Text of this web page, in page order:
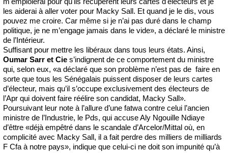
les aiderai à aller voter pour Macky Sall. Et quand je le dis, vous
pouvez me croire. Car même si je n’ai pas duré dans le champ
politique, je ne m’engage jamais dans le vide», a déclaré le ministre
de l’Intérieur.
Suffisant pour mettre les libéraux dans tous leurs états. Ainsi,
Oumar Sarr et Cie s’indignent de ce comportement du ministre
qui, selon eux, «a déclaré que son problème n’est pas de faire en
sorte que tous les Sénégalais puissent disposer de leurs cartes
d’électeur, mais qu’il s’occupe exclusivement des électeurs de
l’Apr qui doivent faire réélire son candidat, Macky Sall».
Poursuivant leur note à l’allure d’une fatwa contre celui l’ancien
ministre de l’Industrie, le Pds, qui accuse Aly Ngouille Ndiaye
d’êttre «déjà empêtré dans le scandale d’Arcelor/Mittal où, en
complicité avec Macky Sall, il a fait perdre des milliers de milliards
F Cfa à notre pays», indique que celui-ci ne doit son impunité qu’à